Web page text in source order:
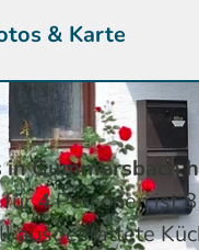
& Karte
in Gummersbach
4 Personen ist
ausgestattete